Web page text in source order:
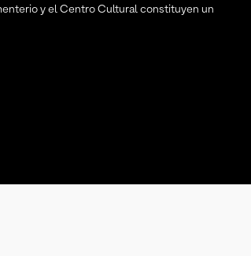
y el Centro Cultural constituyen un